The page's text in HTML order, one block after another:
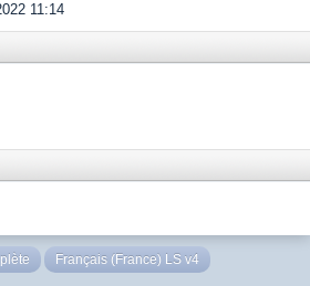
11:14
Français (France) LS v4